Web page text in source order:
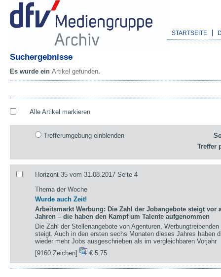
STARTSEITE
Suchergebnisse
Es wurde ein Artikel gefunden.
Alle Artikel markieren
Trefferumgebung einblenden
Treffer
Horizont 35 vom 31.08.2017 Seite 4
Thema der Woche
Wurde auch Zeit!
Arbeitsmarkt Werbung: Die Zahl der Jobangebote steigt vor
Jahren – die haben den Kampf um Talente aufgenommen
Die Zahl der Stellenangebote von Agenturen,
steigt. Auch in den ersten sechs Monaten dieses Jahres haben
wieder mehr Jobs ausgeschrieben als im vergleichbaren Vorjahr
[9160 Zeichen]
€ 5,75